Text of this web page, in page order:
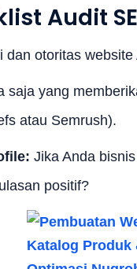
Audit
dan otoritas
saja yang
atau Semrush).
Jika Anda
positif?